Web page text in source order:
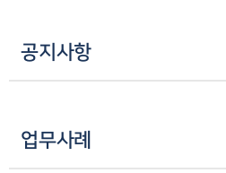
공지사항
업무사례